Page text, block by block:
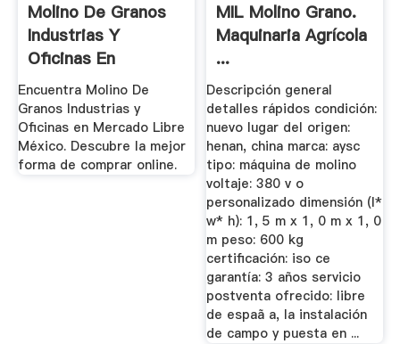
Molino De Granos
Industrias Y
Oficinas En
Mercado Libre ...
Encuentra Molino De
Granos Industrias y
Oficinas en Mercado Libre
México. Descubre la mejor
forma de comprar online.
MIL Molino Grano.
Maquinaria Agrícola
...
Descripción general
detalles rápidos condición:
nuevo lugar del origen:
henan, china marca: aysc
tipo: máquina de molino
voltaje: 380 v o
personalizado dimensión (l*
w* h): 1, 5 m x 1, 0 m x 1, 0
m peso: 600 kg
certificación: iso ce
garantía: 3 años servicio
postventa ofrecido: libre
de espaã a, la instalación
de campo y puesta en ...